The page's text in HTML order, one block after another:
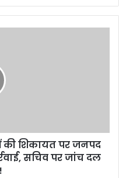
की शिकायत पर जनपद
सचिव पर जांच दल